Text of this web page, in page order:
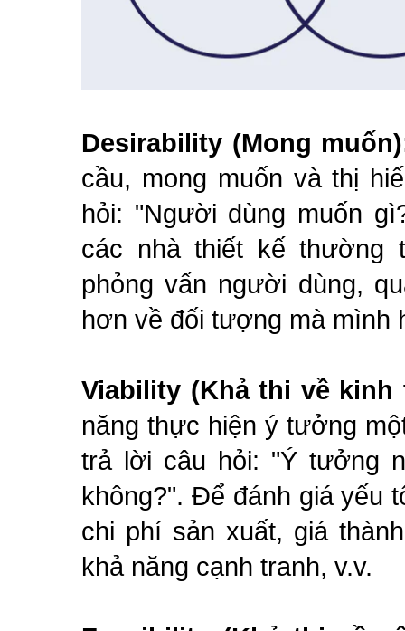
Desirability (Mong
cầu, mong muốn và thị
hỏi: "Người dùng muốn
các nhà thiết kế thường
phỏng vấn người dùng,
hơn về đối tượng mà mình
Viability (Khả thi về kinh
năng thực hiện ý tưởng
trả lời câu hỏi: "Ý tưởng
không?". Để đánh giá yếu
chi phí sản xuất, giá
khả năng cạnh tranh, v.v.